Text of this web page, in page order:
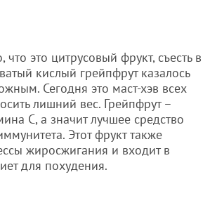
что это цитрусовый фрукт, съесть в
кислый грейпфрут казалось
Сегодня это маст-хэв всех
лишний вес. Грейпфрут –
С, а значит лучшее средство
Этот фрукт также
жиросжигания и входит в
для похудения.